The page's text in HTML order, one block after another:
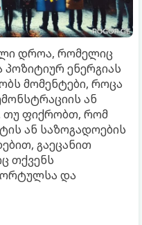
დროა, რომელიც
ენერგიას
მომენტები, როცა
ან
თუ ფიქრობთ, რომ
ან საზოგადოების
გაეცანით
თქვენს
და